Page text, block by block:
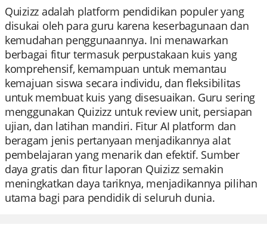
Quizizz adalah platform pendidikan populer yang
disukai oleh para guru karena keserbagunaan dan
kemudahan penggunaannya. Ini menawarkan
berbagai fitur termasuk perpustakaan kuis yang
komprehensif, kemampuan untuk memantau
kemajuan siswa secara individu, dan fleksibilitas
untuk membuat kuis yang disesuaikan. Guru sering
menggunakan Quizizz untuk review unit, persiapan
ujian, dan latihan mandiri. Fitur AI platform dan
beragam jenis pertanyaan menjadikannya alat
pembelajaran yang menarik dan efektif. Sumber
daya gratis dan fitur laporan Quizizz semakin
meningkatkan daya tariknya, menjadikannya pilihan
utama bagi para pendidik di seluruh dunia.